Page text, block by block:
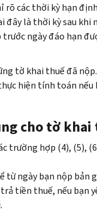
rõ các thời kỳ hạn
đây là thời kỳ sau
ngày đáo hạn
tờ khai thuế đã
hiện tính toán nếu
cho tờ
trường hợp (4), (5),
từ ngày bạn nộp bản
tiền thuế, nếu bạn